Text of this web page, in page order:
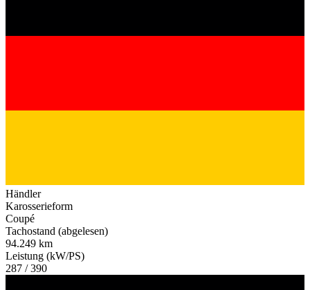
Händler
Karosserieform
Coupé
Tachostand (abgelesen)
94.249 km
Leistung (kW/PS)
287 / 390